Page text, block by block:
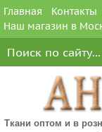
Главная Контакты
Наш магазин в
Ткани оптом и в